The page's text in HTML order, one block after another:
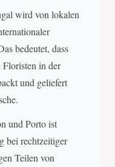
wird von lokalen
bedeutet, dass
Floristen in der
und geliefert
und Porto ist
bei rechtzeitiger
Teilen von